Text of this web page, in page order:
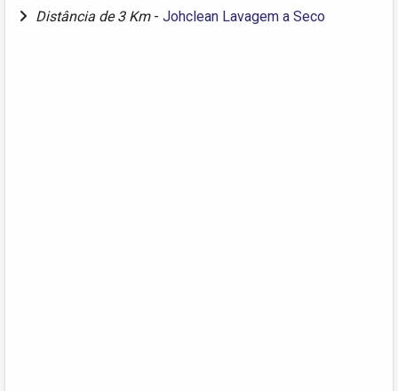
Distância de 3 Km - Johclean Lavagem a Seco